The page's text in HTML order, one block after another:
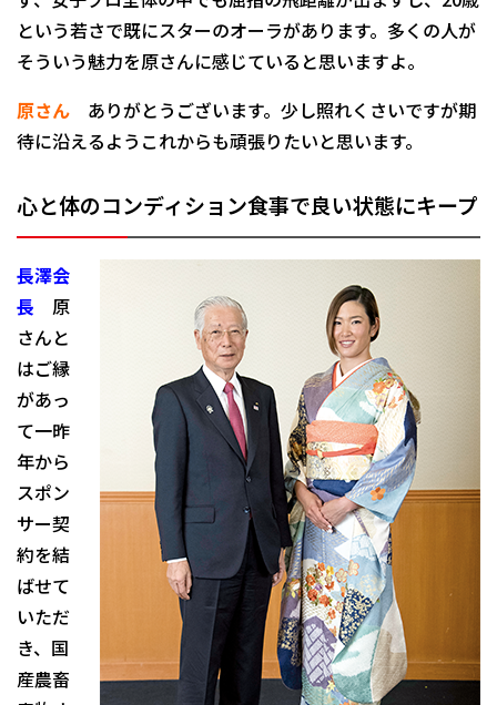
という若さで既にスターのオーラがあります。多くの人が
そういう魅力を原さんに感じていると思いますよ。
原さん ありがとうございます。少し照れくさいですが期
待に沿えるようこれからも頑張りたいと思います。
心と体のコンディション食事で良い状態にキープ
長澤会
長 原
さんと
はご縁
があっ
て一昨
年から
スポン
サー契
約を結
ばせて
いただ
き、国
産農畜